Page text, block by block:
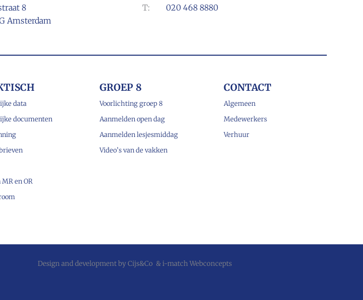
8
Amsterdam
T: 020 468 8880
data
documenten
en OR
GROEP 8
Voorlichting groep 8
Aanmelden open dag
Aanmelden lesjesmiddag
Video’s van de vakken
CONTACT
Algemeen
Medewerkers
Verhuur
Design and development by Cijs&Co &i-match Webconcepts